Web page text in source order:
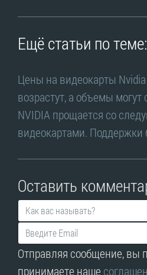
Ещё статьи по теме:
Цены на видеокарты
возрастут, а объемы могут
NVIDIA прощается со
видеокартами. Поддержки
Оставить
Отправляя сообщение, вы
принимаете наше